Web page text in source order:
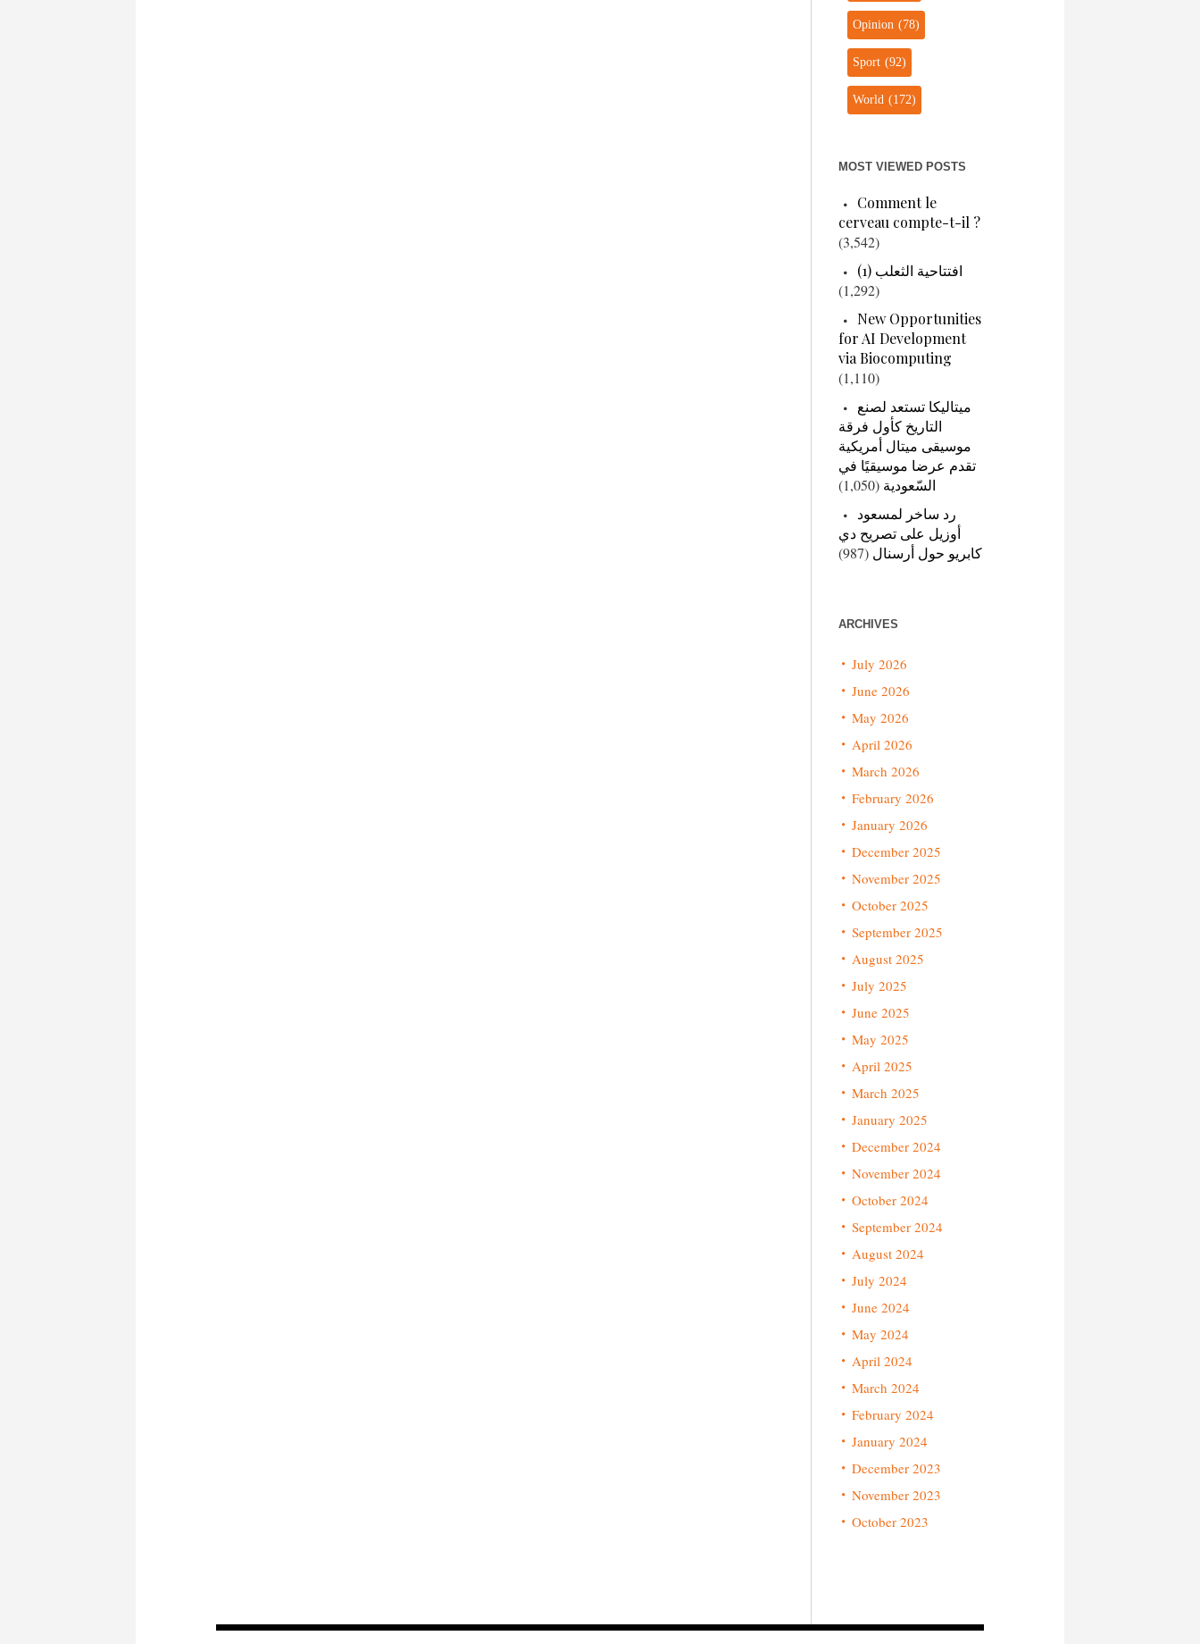
Opinion(78)
Sport(92)
World(172)
MOST VIEWED POSTS
Comment le
cerveau compte-t-il ?
(3,542)
افتتاحية الثعلب (1)
(1,292)
New Opportunities
for AI Development
via Biocomputing
(1,110)
ميتاليكا تستعد لصنع
التاريخ كأول فرقة
موسيقى ميتال أمريكية
تقدم عرضا موسيقيًا في
السّعودية (1,050)
رد ساخر لمسعود
أوزيل على تصريح دي
كابريو حول أرسنال (987)
ARCHIVES
July 2026
June 2026
May 2026
April 2026
March 2026
February 2026
January 2026
December 2025
November 2025
October 2025
September 2025
August 2025
July 2025
June 2025
May 2025
April 2025
March 2025
January 2025
December 2024
November 2024
October 2024
September 2024
August 2024
July 2024
June 2024
May 2024
April 2024
March 2024
February 2024
January 2024
December 2023
November 2023
October 2023